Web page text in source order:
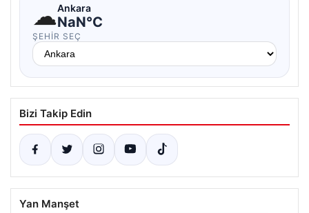
☁Ankara
NaN°C
ŞEHIR SEÇ
Bizi Takip Edin
Yan Manşet